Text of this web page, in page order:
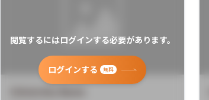
閲覧するにはログインする必要があります。
ログインする 無料